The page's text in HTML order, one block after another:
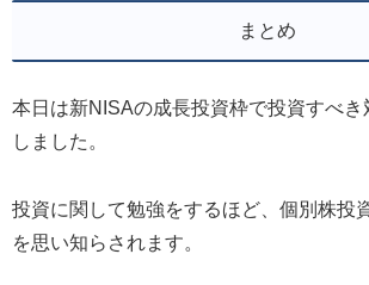
まとめ
本日は新NISAの成長投資枠で投資すべき
しました。
投資に関して勉強をするほど、個別株投
を思い知らされます。